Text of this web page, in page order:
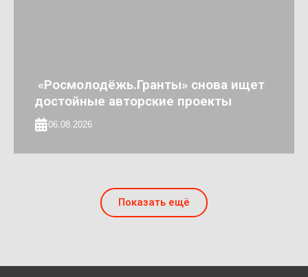
«Росмолодёжь.Гранты» снова ищет
достойные авторские проекты
06.08.2026
Показать ещё